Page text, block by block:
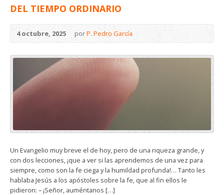
DEL TIEMPO ORDINARIO
4 octubre, 2025 porP. Pedro García
Un Evangelio muy breve el de hoy, pero de una riqueza grande, y
con dos lecciones, ¡que a ver si las aprendemos de una vez para
siempre, como son la fe ciega y la humildad profunda!… Tanto les
hablaba Jesús a los apóstoles sobre la fe, que al fin ellos le
pidieron: – ¡Señor, auméntanos […]